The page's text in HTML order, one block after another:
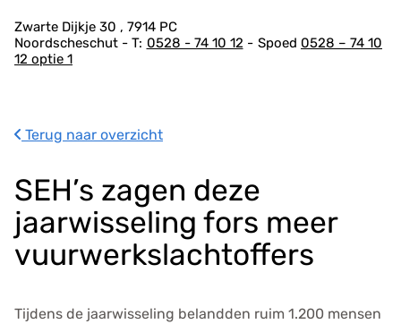
A
d
r
g
g
e
v
e
Zwarte Dijkje 30
7914 PC
Noordscheschut
0528 - 74 10 12 Spoed 0528 – 74 10
12 optie 1
Terug naar overzicht
SEH’s zagen deze
jaarwisseling fors meer
vuurwerkslachtoffers
Tijdens de jaarwisseling belandden ruim 1.200 mensen